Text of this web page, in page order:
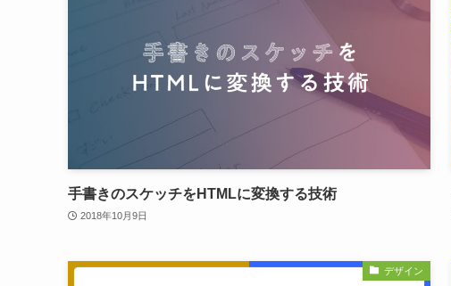
手書きのスケッチをHTMLに変換する技術
2018年10月9日
デザイン